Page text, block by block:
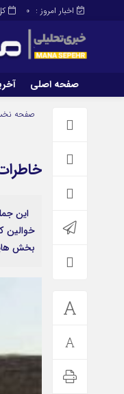
اخبار امروز : 0
صفحه اصلی
صفحه اصلی
صفحه
این
خوالین
بخش